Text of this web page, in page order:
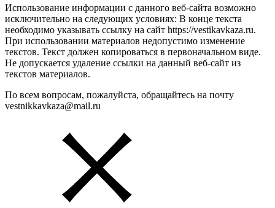
Использование информации с данного веб-сайта возможно
исключительно на следующих условиях: В конце текста
необходимо указывать ссылку на сайт https://vestikavkaza.ru.
При использовании материалов недопустимо изменение
текстов. Текст должен копироваться в первоначальном виде.
Не допускается удаление ссылки на данный веб-сайт из
текстов материалов.
По всем вопросам, пожалуйста, обращайтесь на почту
vestnikkavkaza@mail.ru